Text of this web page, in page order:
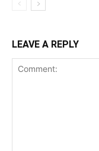
LEAVE A REPLY